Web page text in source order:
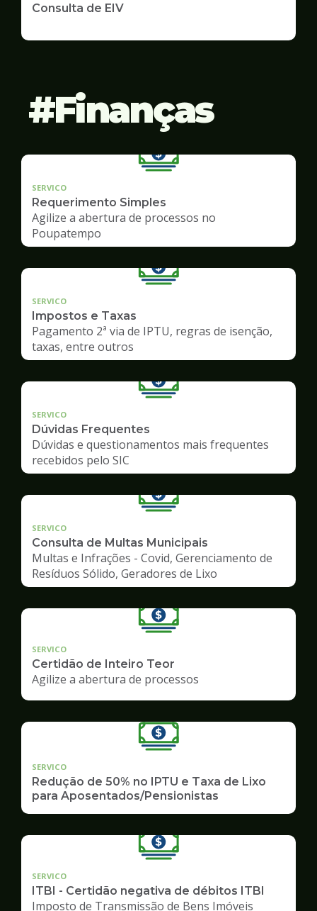
Consulta de EIV
Finanças
SERVICO
Requerimento Simples
Agilize a abertura de processos no
Poupatempo
SERVICO
Impostos e Taxas
Pagamento 2ª via de IPTU, regras de isenção,
taxas, entre outros
SERVICO
Dúvidas Frequentes
Dúvidas e questionamentos mais frequentes
recebidos pelo SIC
SERVICO
Consulta de Multas Municipais
Multas e Infrações - Covid, Gerenciamento de
Resíduos Sólido, Geradores de Lixo
SERVICO
Certidão de Inteiro Teor
Agilize a abertura de processos
SERVICO
Redução de 50% no IPTU e Taxa de Lixo
para Aposentados/Pensionistas
SERVICO
ITBI - Certidão negativa de débitos ITBI
Imposto de Transmissão de Bens Imóveis